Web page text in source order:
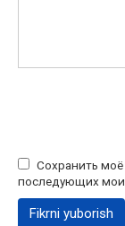
Сохранить моё
последующих